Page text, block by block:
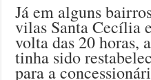
Já em alguns
vilas Santa Cecília
volta das 20 horas,
tinha sido
para a